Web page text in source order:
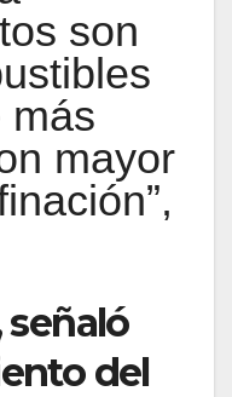
son
más
mayor
señaló
del